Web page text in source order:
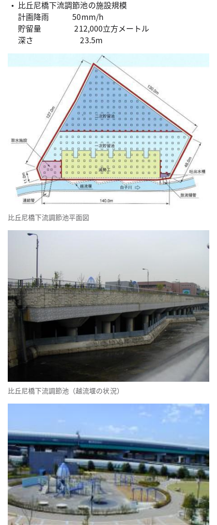
比丘尼橋下流調節池の施設規模
計画降雨 50mm/h
貯留量 212,000立方メートル
深さ 23.5m
比丘尼橋下流調節池平面図
比丘尼橋下流調節池（越流堰の状況）